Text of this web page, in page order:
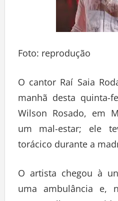
Foto: reprodução
O cantor Raí Saia
manhã desta quinta-
Wilson Rosado, em
um mal-estar; ele
torácico durante a
O artista chegou à
uma ambulância e,